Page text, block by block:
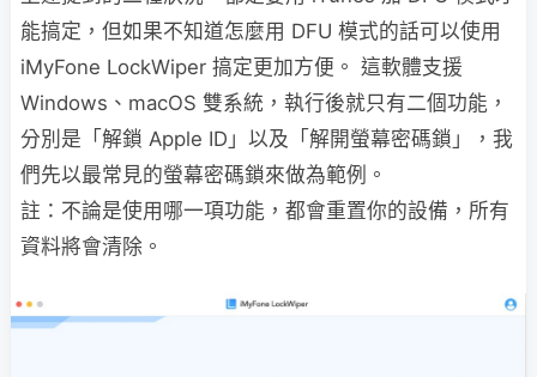
能搞定，但如果不知道怎麼用 DFU 模式的話可以使用
iMyFone LockWiper 搞定更加方便。 這軟體支援
Windows、macOS 雙系統，執行後就只有二個功能，
分別是「解鎖 Apple ID」以及「解開螢幕密碼鎖」，我
們先以最常見的螢幕密碼鎖來做為範例。
註：不論是使用哪一項功能，都會重置你的設備，所有
資料將會清除。